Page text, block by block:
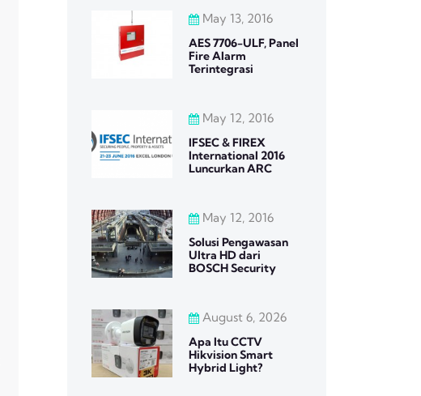
May 13, 2016
AES 7706-ULF, Panel
Fire Alarm
Terintegrasi
May 12, 2016
IFSEC & FIREX
International 2016
Luncurkan ARC
May 12, 2016
Solusi Pengawasan
Ultra HD dari
BOSCH Security
August 6, 2026
Apa Itu CCTV
Hikvision Smart
Hybrid Light?